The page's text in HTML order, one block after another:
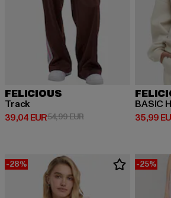
FELICIOUS
Track
39,04 EUR
Derzeitiger Preis: 39,04 EUR
54,99 EURAktionspreis: 54,99 EUR
BASIC
35,99
-28% -25%